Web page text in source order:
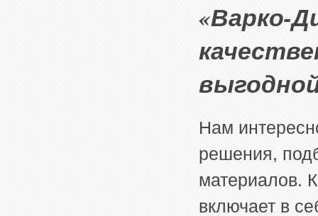
«Варко-
Нам
решения,
материалов.
включает в